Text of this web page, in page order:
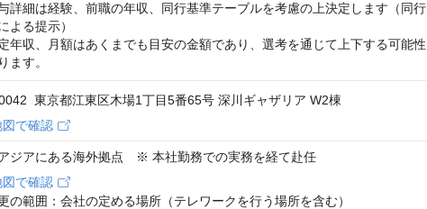
詳細は経験、前職の年収、同行基準テーブルを考慮の上決定します（同行
よる提示）
年収、月額はあくまでも目安の金額であり、選考を通じて上下する可能性
ます。
東京都江東区木場1丁目5番65号 深川ギャザリア W2棟
図で確認
ジアにある海外拠点 ※ 本社勤務での実務を経て赴任
図で確認
の範囲：会社の定める場所（テレワークを行う場所を含む）